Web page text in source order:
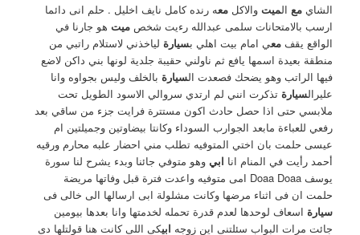
الشايمع الميت والاكلمعه رنده كامل نايف اخليل . حلم انى دائما
ارسب بالامتحانات سلمى عبدالله رءيت شخصميت هو جارنا في
الواقع يقفمعي امام بيت اهلي بسيارة لياخذني لاستلام راتبي من
منطقة بعيدة اسمها يافع ثم ناولني حقيبة جلدية لونها بني داكن لاضع
فيها الراتب وهو يضحك فصعدت السيارة بالخلف وليس بجواوه وانا
عليرالسيارة تذكرت انني لم ارتدي سروالي الاسود الطويل تحت
ملابسي حتى اذا حصل حادث اكون مستترة فرايت جزء من ساقي بعد
رفعي للعباءة مابعد الجوارب السوداء وكانتا بيضاوتين وجميلتين ام
عيسى حلمت بان اختي المتوفيه تطلب مني احضار علبه محارم ورقيه
أحمد رأيت في المنام انا ابي وهو متوفي جائنا وبدء يشرح لنا سورة
يوسف Doaa Doaa امى متوفيه واعدت فترة قبل وفاتها مريضة
حلمت ان فى اثناء مرضها وكانت مشلولة ابى ارسالها الى خالى فى
سيارة اسعاف لوحدها لعدم قدرة تحمله لخدمتها وانا بعدها بيومين
جائت مرات البواب سئلتنى اين زوجه ابيكى اللى كانت هنا قولتلها دى